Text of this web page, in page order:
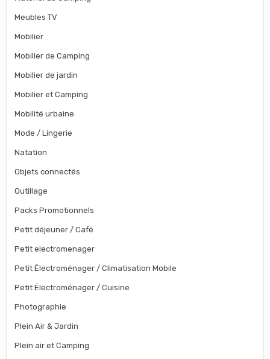
Meubles TV
Mobilier
Mobilier de Camping
Mobilier de jardin
Mobilier et Camping
Mobilité urbaine
Mode / Lingerie
Natation
Objets connectés
Outillage
Packs Promotionnels
Petit déjeuner / Café
Petit electromenager
Petit Électroménager / Climatisation Mobile
Petit Électroménager / Cuisine
Photographie
Plein Air & Jardin
Plein air et Camping